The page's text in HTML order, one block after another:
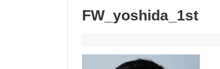
FW_yoshida_1st